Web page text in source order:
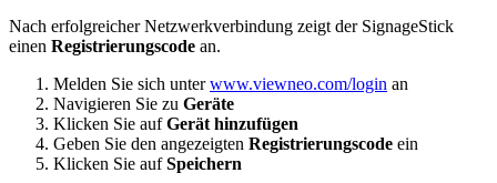
Nach erfolgreicher Netzwerkverbindung zeigt der SignageStick
einen Registrierungscode an.
Melden Sie sich unterwww.viewneo.com/login an
Navigieren Sie zu Geräte
Klicken Sie aufGerät hinzufügen
Geben Sie den angezeigten Registrierungscode ein
Klicken Sie aufSpeichern